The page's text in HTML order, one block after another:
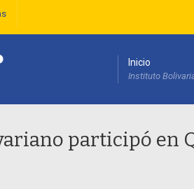
Inicio
Instituto
participó en